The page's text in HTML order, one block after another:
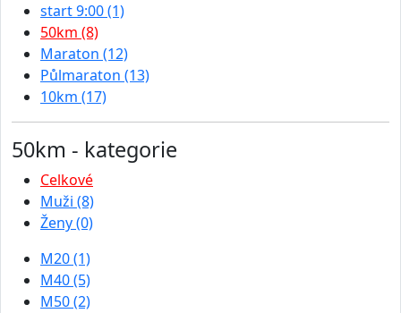
start 9:00 (1)
50km (8)
Maraton (12)
Půlmaraton (13)
10km (17)
50km - kategorie
Celkové
Muži (8)
Ženy (0)
M20 (1)
M40 (5)
M50 (2)